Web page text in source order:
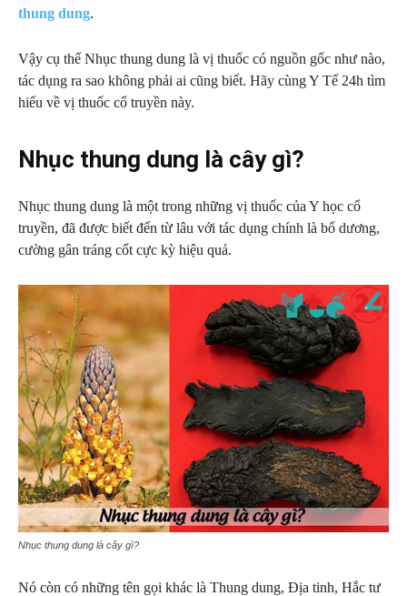
thung dung.
Vậy cụ thể Nhục thung dung là vị thuốc có nguồn gốc như nào,
tác dụng ra sao không phải ai cũng biết. Hãy cùng Y Tế 24h tìm
hiểu về vị thuốc cổ truyền này.
Nhục thung dung là cây gì?
Nhục thung dung là một trong những vị thuốc của Y học cổ
truyền, đã được biết đến từ lâu với tác dụng chính là bổ dương,
cường gân tráng cốt cực kỳ hiệu quả.
Nhục thung dung là cây gì?
Nó còn có những tên gọi khác là Thung dung, Địa tinh, Hắc tư